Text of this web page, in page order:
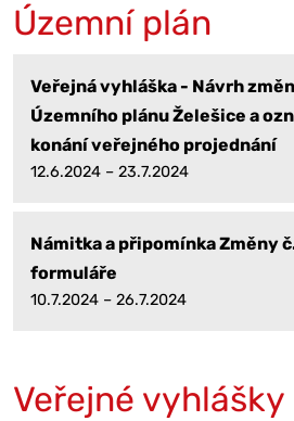
Územní plán
Veřejná vyhláška - Návrh
Územního plánu Želešice a
konání veřejného projednání
12.6.2024 – 23.7.2024
Námitka a připomínka Změny
formuláře
10.7.2024 – 26.7.2024
Veřejné vyhlášky